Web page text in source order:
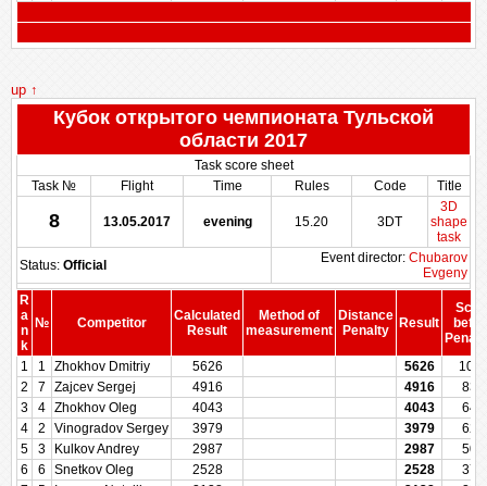
up ↑
Кубок открытого чемпионата Тульской
области 2017
Task score sheet
Task №
Flight Time Rules Code Title
8 13.05.2017 evening 15.20 3DT
3D
shape
task
Status: Official Event director: Chubarov
Evgeny
R
a
n
k
№ Competitor
Calculated
Result
Method of
measurement
Distance
Penalty
Result
1
1 Zhokhov Dmitriy 5626 5626
2
7 Zajcev Sergej 4916 4916
838
3
4 Zhokhov Oleg 4043 4043
640
4
2 Vinogradov Sergey 3979 3979
625
5
3 Kulkov Andrey 2987 2987
500
6
6 Snetkov Oleg 2528 2528
375